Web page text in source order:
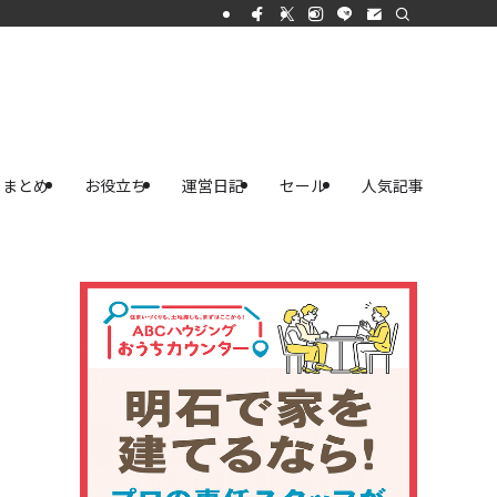
まとめ お役立ち 運営日記 セール 人気記事